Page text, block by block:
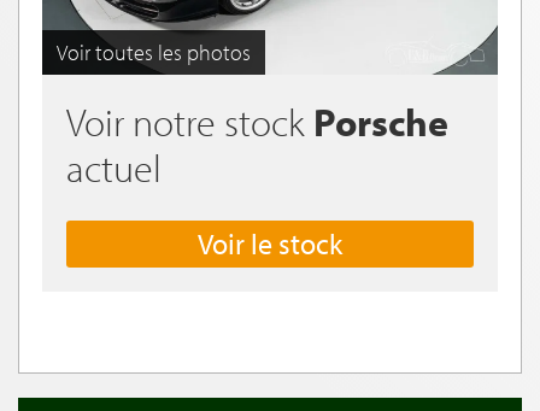
Voir toutes les photos
Voir notre stock Porsche
actuel
Voir le stock